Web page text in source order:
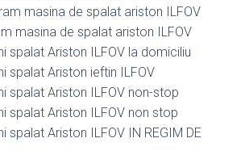
masina de spalat ariston ILFOV
masina de spalat ariston ILFOV
spalat Ariston ILFOV la domiciliu
spalat Ariston ieftin ILFOV
spalat Ariston ILFOV non-stop
spalat Ariston ILFOV non stop
spalat Ariston ILFOV IN REGIM DE